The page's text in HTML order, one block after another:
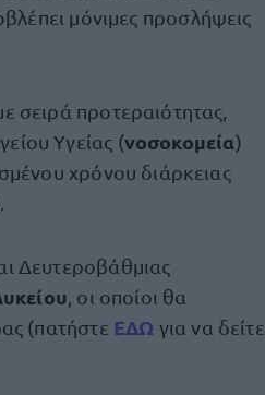
μόνιμες προσλήψεις
σειρά προτεραιότητας,
Υγείας (νοσοκομεία)
χρόνου διάρκειας
Δευτεροβάθμιας
, οι οποίοι θα
(πατήστε ΕΔΩ για να δείτε